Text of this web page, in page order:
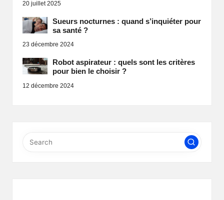
20 juillet 2025
Sueurs nocturnes : quand s’inquiéter pour
sa santé ?
23 décembre 2024
Robot aspirateur : quels sont les critères
pour bien le choisir ?
12 décembre 2024